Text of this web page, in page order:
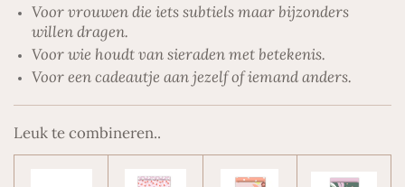
Voor vrouwen die iets subtiels maar bijzonders
willen dragen.
Voor wie houdt van sieraden met betekenis.
Voor een cadeautje aan jezelf of iemand anders.
Leuk te combineren..